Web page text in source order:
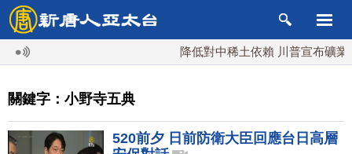
降低對中稀土依賴 川普宣布礦業投
關鍵字：小野寺五典
520前夕 日前防衛大臣回應台日高層